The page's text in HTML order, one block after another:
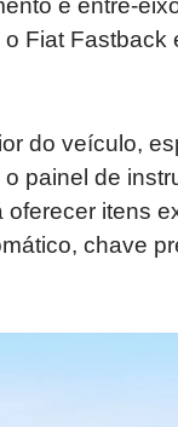
e entre-
Fiat Fastback
do veículo,
painel de
itens
chave